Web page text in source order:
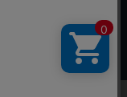
rights reserved.
クッキーの使用に
個人を特定できる
クッキーポリシーをご